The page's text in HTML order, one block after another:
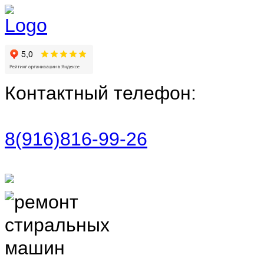
Контактный телефон:
8(916)816-99-26